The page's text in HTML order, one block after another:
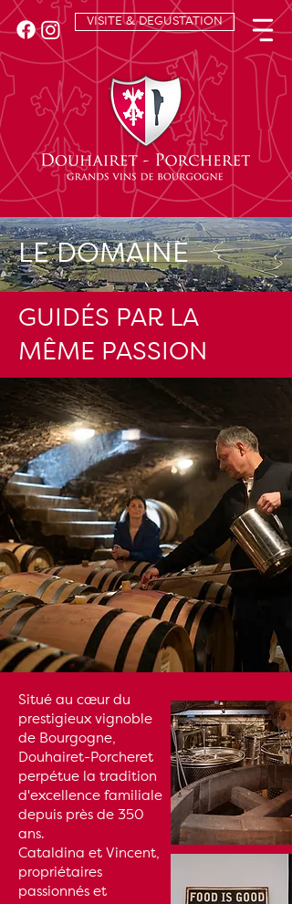
VISITE & DEGUSTATION
LE DOMAINE
GUIDÉS PAR LA
MÊME PASSION
Situé au cœur du
prestigieux vignoble
de Bourgogne,
Douhairet-Porcheret
perpétue la tradition
d'excellence familiale
depuis près de 350
ans.
Cataldina et Vincent,
propriétaires
passionnés et